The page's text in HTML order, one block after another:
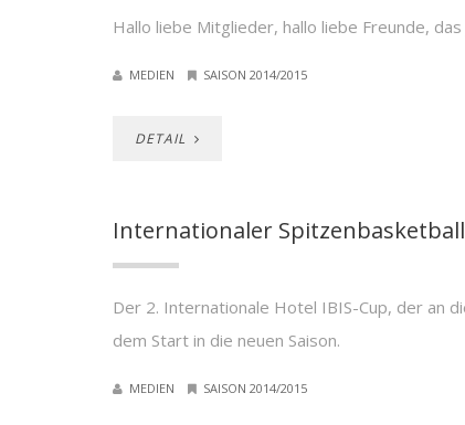
Hallo liebe Mitglieder, hallo liebe Freunde,
MEDIEN SAISON 2014/2015
DETAIL
Internationaler
Der 2. Internationale Hotel IBIS-Cup, der an
dem Start in die neuen Saison.
MEDIEN SAISON 2014/2015